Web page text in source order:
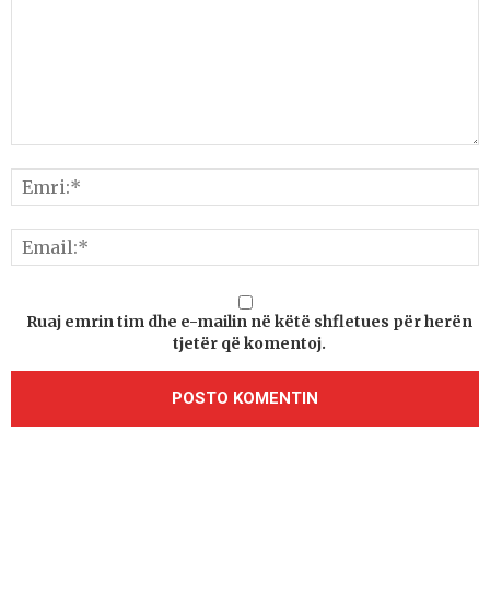
Ruaj emrin tim dhe e-mailin në këtë shfletues për herën
tjetër që komentoj.